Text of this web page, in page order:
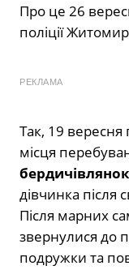
Про це 26
поліції
РЕКЛАМА
Так, 19 вересня
місця
бердичівлянок
дівчинка після
Після марних
звернулися до
подружки та